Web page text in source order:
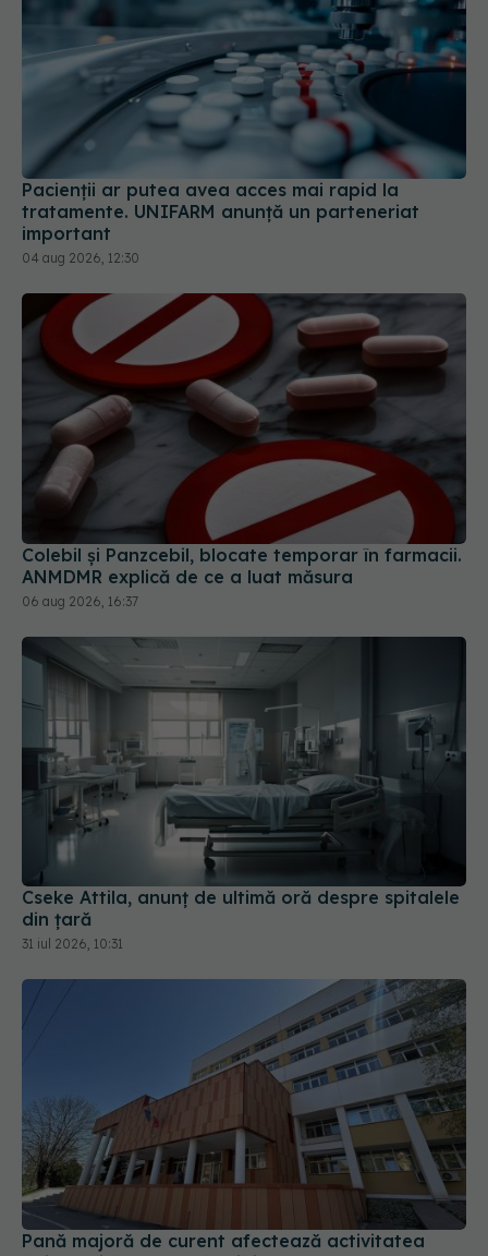
Pacienții ar putea avea acces mai rapid la
tratamente. UNIFARM anunță un parteneriat
important
04 aug 2026, 12:30
Colebil și Panzcebil, blocate temporar în farmacii.
ANMDMR explică de ce a luat măsura
Cseke Attila, anunț de ultimă oră despre spitalele
din țară
31 iul 2026, 10:31
Pană majoră de curent afectează activitatea
Spitalului Județean, la Sibiu
31 iul 2026, 17:31